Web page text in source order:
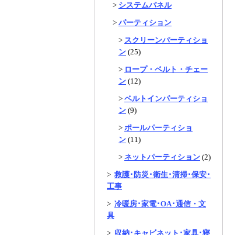
> システムパネル
> パーティション
> スクリーンパーティショ
ン (25)
> ロープ・ベルト・チェー
ン (12)
> ベルトインパーティショ
ン (9)
> ポールパーティショ
ン (11)
> ネットパーティション (2)
> 救護･防災･衛生･清掃･保安･
工事
> 冷暖房･家電･OA･通信・文
具
> 収納･キャビネット･家具･寝